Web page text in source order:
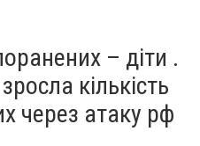
– діти .
кількість
через атаку рф